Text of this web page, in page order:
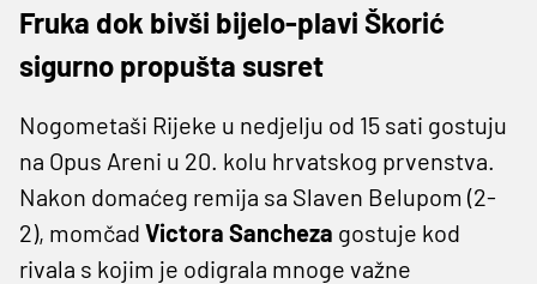
Fruka dok bivši bijelo-plavi Škorić
sigurno propušta susret
Nogometaši Rijeke u nedjelju od 15 sati gostuju
na Opus Areni u 20. kolu hrvatskog prvenstva.
Nakon domaćeg remija sa Slaven Belupom (2-
2), momčad Victora Sancheza gostuje kod
rivala s kojim je odigrala mnoge važne